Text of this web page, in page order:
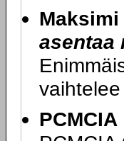
asentaa
PCMCIA